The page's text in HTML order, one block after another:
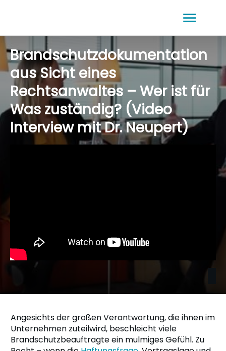
Brandschutzdokumentation
aus Sicht eines
Rechtsanwaltes – Wer ist für
Was zuständig? (Video
Interview mit Dr. Neupert)
Angesichts der großen Verantwortung, die ihnen im
Unternehmen zuteilwird, beschleicht viele
Brandschutzbeauftragte ein mulmiges Gefühl. Zu